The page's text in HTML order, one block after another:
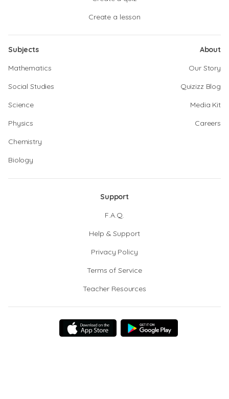
Create a lesson
Subjects
Mathematics
Social Studies
Science
Physics
Chemistry
Biology
About
Our Story
Quizizz Blog
Media Kit
Careers
Support
F.A.Q.
Help & Support
Privacy Policy
Terms of Service
Teacher Resources